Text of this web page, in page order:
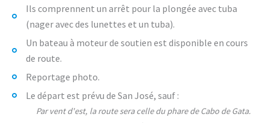
Ils comprennent un arrêt pour la plongée avec tuba
(nager avec des lunettes et un tuba).
Un bateau à moteur de soutien est disponible en cours
de route.
Reportage photo.
Le départ est prévu de San José, sauf :
Par vent d'est, la route sera celle du phare de Cabo de Gata.